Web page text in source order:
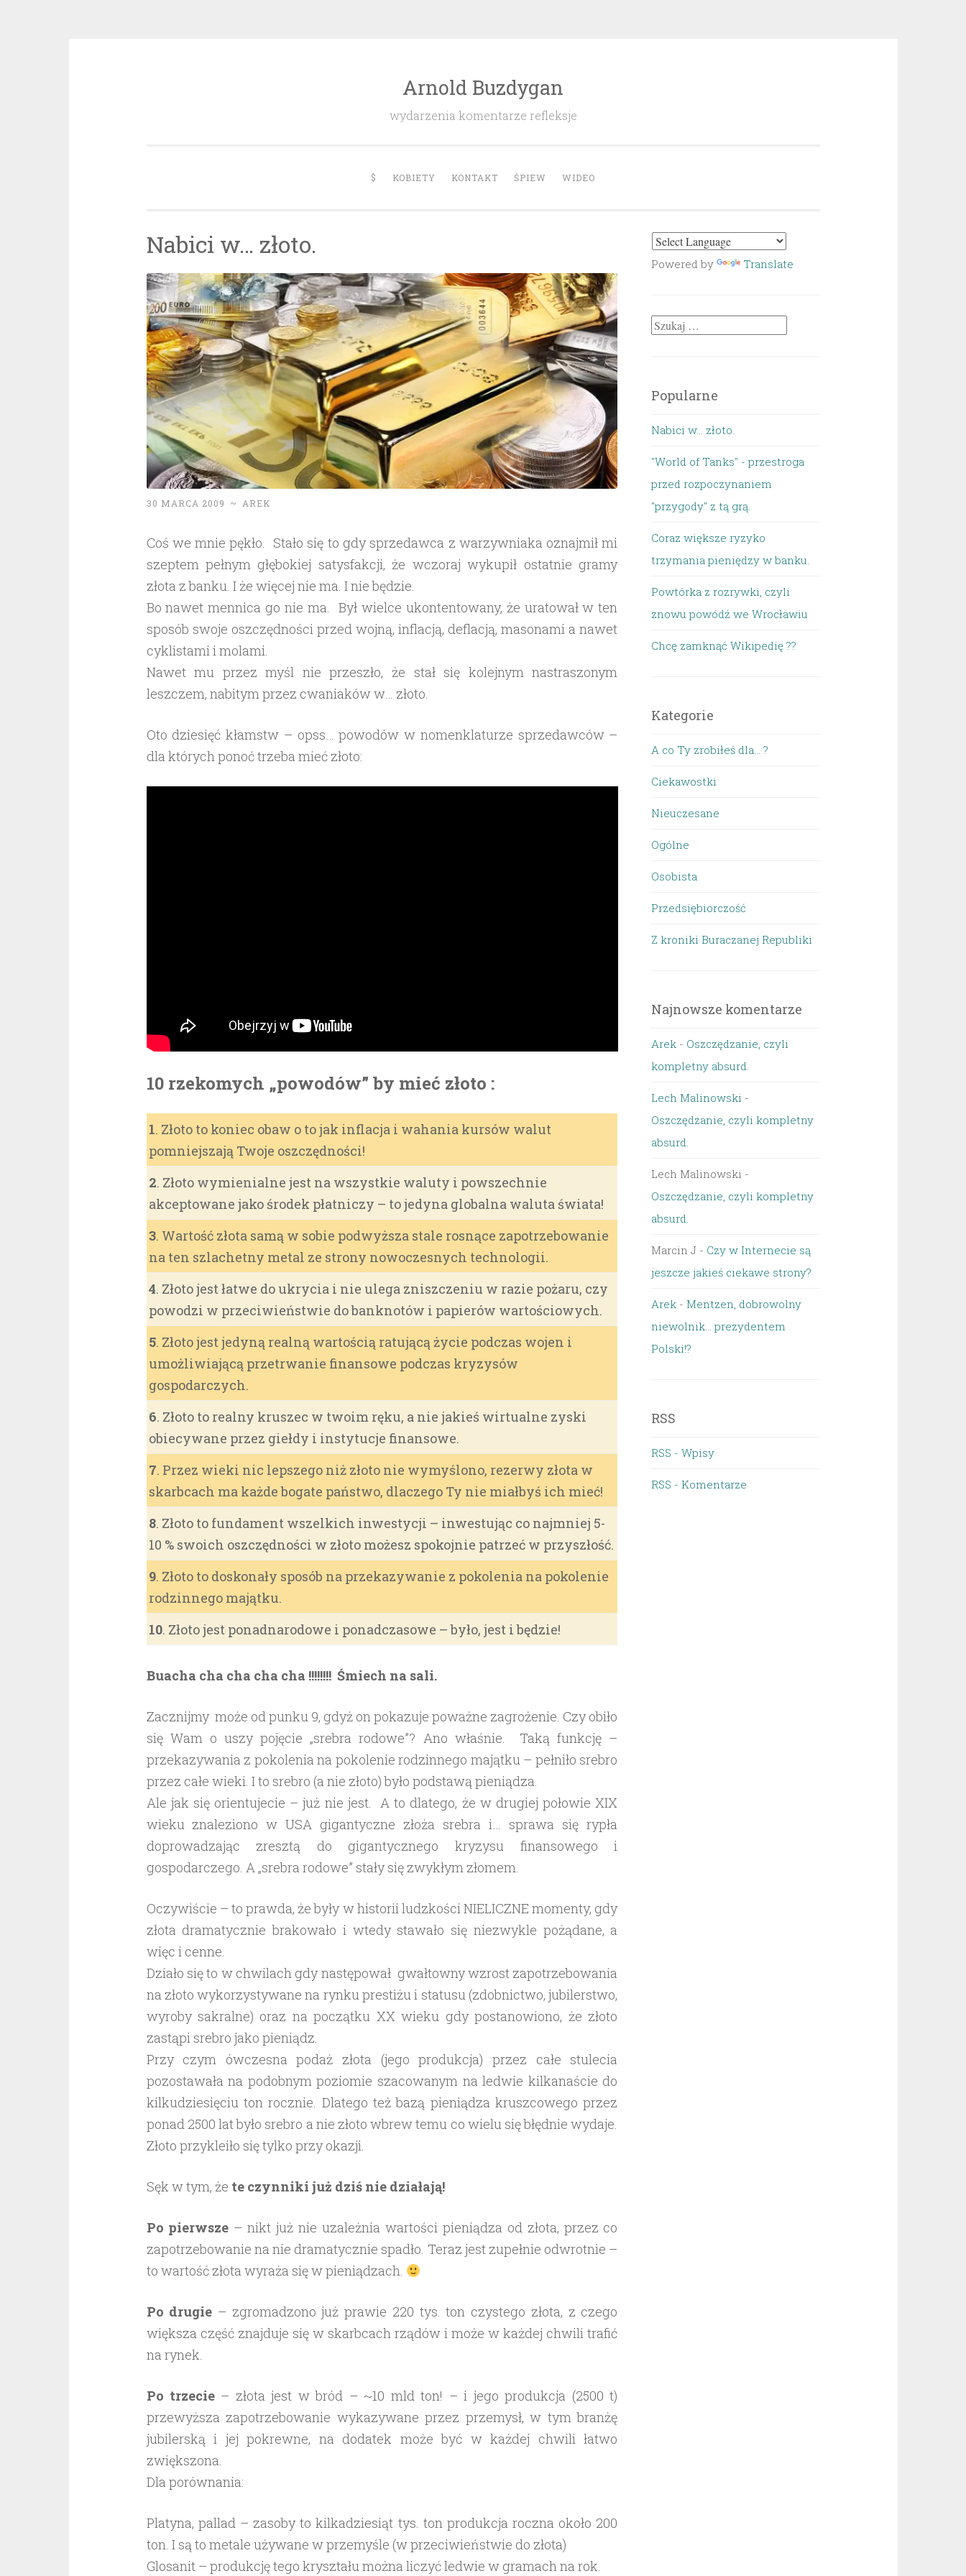
Arnold Buzdygan
wydarzenia komentarze refleksje
$ KOBIETY KONTAKT ŚPIEW WIDEO
Nabici w… złoto.
30 MARCA 2009 ~ AREK
Coś we mnie pękło. Stało się to gdy sprzedawca z warzywniaka oznajmił mi
szeptem pełnym głębokiej satysfakcji, że wczoraj wykupił ostatnie gramy
złota z banku. I że więcej nie ma. I nie będzie.
Bo nawet mennica go nie ma. Był wielce ukontentowany, że uratował w ten
sposób swoje oszczędności przed wojną, inflacją, deflacją, masonami a nawet
cyklistami i molami.
Nawet mu przez myśl nie przeszło, że stał się kolejnym nastraszonym
leszczem, nabitym przez cwaniaków w… złoto.
Oto dziesięć kłamstw – opss… powodów w nomenklaturze sprzedawców –
dla których ponoć trzeba mieć złoto:
10 rzekomych „powodów” by mieć złoto :
1. Złoto to koniec obaw o to jak inflacja i wahania kursów walut
pomniejszają Twoje oszczędności!
2. Złoto wymienialne jest na wszystkie waluty i powszechnie
akceptowane jako środek płatniczy – to jedyna globalna waluta świata!
3. Wartość złota samą w sobie podwyższa stale rosnące zapotrzebowanie
na ten szlachetny metal ze strony nowoczesnych technologii.
4. Złoto jest łatwe do ukrycia i nie ulega zniszczeniu w razie pożaru, czy
powodzi w przeciwieństwie do banknotów i papierów wartościowych.
5. Złoto jest jedyną realną wartością ratującą życie podczas wojen i
umożliwiającą przetrwanie finansowe podczas kryzysów
gospodarczych.
6. Złoto to realny kruszec w twoim ręku, a nie jakieś wirtualne zyski
obiecywane przez giełdy i instytucje finansowe.
7. Przez wieki nic lepszego niż złoto nie wymyślono, rezerwy złota w
skarbcach ma każde bogate państwo, dlaczego Ty nie miałbyś ich mieć!
8. Złoto to fundament wszelkich inwestycji – inwestując co najmniej 5-
10 % swoich oszczędności w złoto możesz spokojnie patrzeć w przyszłość.
9. Złoto to doskonały sposób na przekazywanie z pokolenia na pokolenie
rodzinnego majątku.
10. Złoto jest ponadnarodowe i ponadczasowe – było, jest i będzie!
Buacha cha cha cha cha !!!!!!!! Śmiech na sali.
Zacznijmy może od punku 9, gdyż on pokazuje poważne zagrożenie. Czy obiło
się Wam o uszy pojęcie „srebra rodowe”? Ano właśnie. Taką funkcję –
przekazywania z pokolenia na pokolenie rodzinnego majątku – pełniło srebro
przez całe wieki. I to srebro (a nie złoto) było podstawą pieniądza.
Ale jak się orientujecie – już nie jest. A to dlatego, że w drugiej połowie XIX
wieku znaleziono w USA gigantyczne złoża srebra i… sprawa się rypła
doprowadzając zresztą do gigantycznego kryzysu finansowego i
gospodarczego. A „srebra rodowe” stały się zwykłym złomem.
Oczywiście – to prawda, że były w historii ludzkości NIELICZNE momenty, gdy
złota dramatycznie brakowało i wtedy stawało się niezwykle pożądane, a
więc i cenne.
Działo się to w chwilach gdy następował gwałtowny wzrost zapotrzebowania
na złoto wykorzystywane na rynku prestiżu i statusu (zdobnictwo, jubilerstwo,
wyroby sakralne) oraz na początku XX wieku gdy postanowiono, że złoto
zastąpi srebro jako pieniądz.
Przy czym ówczesna podaż złota (jego produkcja) przez całe stulecia
pozostawała na podobnym poziomie szacowanym na ledwie kilkanaście do
kilkudziesięciu ton rocznie. Dlatego też bazą pieniądza kruszcowego przez
ponad 2500 lat było srebro a nie złoto wbrew temu co wielu się błędnie wydaje.
Złoto przykleiło się tylko przy okazji.
Sęk w tym, że te czynniki już dziś nie działają!
Po pierwsze – nikt już nie uzależnia wartości pieniądza od złota, przez co
zapotrzebowanie na nie dramatycznie spadło. Teraz jest zupełnie odwrotnie –
to wartość złota wyraża się w pieniądzach.
Po drugie – zgromadzono już prawie 220 tys. ton czystego złota, z czego
większa część znajduje się w skarbcach rządów i może w każdej chwili trafić
na rynek.
Po trzecie – złota jest w bród – ~10 mld ton! – i jego produkcja (2500 t)
przewyższa zapotrzebowanie wykazywane przez przemysł, w tym branżę
jubilerską i jej pokrewne, na dodatek może być w każdej chwili łatwo
zwiększona.
Dla porównania:
Platyna, pallad – zasoby to kilkadziesiąt tys. ton produkcja roczna około 200
ton. I są to metale używane w przemyśle (w przeciwieństwie do złota)
Glosanit – produkcję tego kryształu można liczyć ledwie w gramach na rok.
Powered by Translate
Szukaj:
Popularne
Nabici w... złoto.
"World of Tanks" - przestroga
przed rozpoczynaniem
"przygody" z tą grą.
Coraz większe ryzyko
trzymania pieniędzy w banku.
Powtórka z rozrywki, czyli
znowu powódź we Wrocławiu
Chcę zamknąć Wikipedię ??
Kategorie
A co Ty zrobiłeś dla… ?
Ciekawostki
Nieuczesane
Ogólne
Osobista
Przedsiębiorczość
Z kroniki Buraczanej Republiki
Najnowsze komentarze
Arek - Oszczędzanie, czyli
kompletny absurd.
Lech Malinowski -
Oszczędzanie, czyli kompletny
absurd.
Lech Malinowski -
Oszczędzanie, czyli kompletny
absurd.
Marcin J - Czy w Internecie są
jeszcze jakieś ciekawe strony?
Arek - Mentzen, dobrowolny
niewolnik… prezydentem
Polski!?
RSS
RSS - Wpisy
RSS - Komentarze